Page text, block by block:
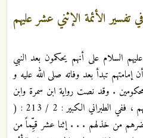
تفسير الأئمة الإثني عشر عليهم
السلام على أنهم يحكمون بعد النبي
تبدأ بعد وفاته صلى الله عليه و
. وقد نصت رواية ابن سمرة وابن
مسعود على أن الأمة تخذلهم وتعاديهم ، ففي الطبراني الكبير : 2 / 213 : (
يضرهم من خذلهم . . . إثنا عشر قيِّماً من